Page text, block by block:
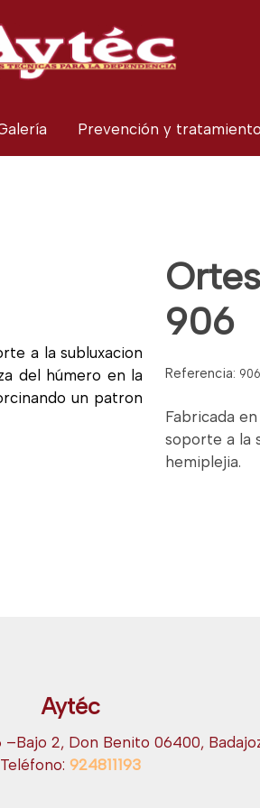
Prevención y
a la subluxacion
del húmero en la
un patron
906
Referencia: 906
Fabricada
soporte a la
hemiplejia.
Aytéc
–Bajo 2, Don Benito 06400,
Teléfono: 924811193